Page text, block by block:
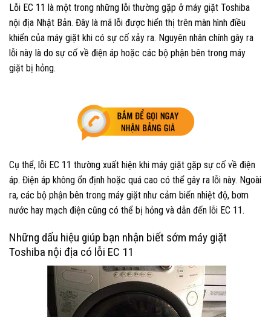
Lỗi EC 11 là một trong những lỗi thường gặp ở máy giặt Toshiba
nội địa Nhật Bản. Đây là mã lỗi được hiển thị trên màn hình điều
khiển của máy giặt khi có sự cố xảy ra. Nguyên nhân chính gây ra
lỗi này là do sự cố về điện áp hoặc các bộ phận bên trong máy
giặt bị hỏng.
Cụ thể, lỗi EC 11 thường xuất hiện khi máy giặt gặp sự cố về điện
áp. Điện áp không ổn định hoặc quá cao có thể gây ra lỗi này. Ngoài
ra, các bộ phận bên trong máy giặt như cảm biến nhiệt độ, bơm
nước hay mạch điện cũng có thể bị hỏng và dẫn đến lỗi EC 11.
Những dấu hiệu giúp bạn nhận biết sớm máy giặt
Toshiba nội địa có lỗi EC 11